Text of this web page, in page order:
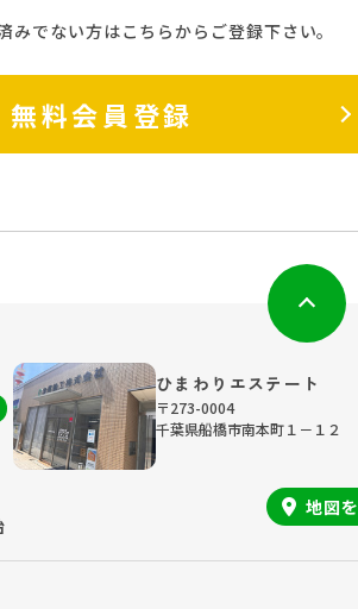
みでない方はこちらからご登録下さい。
無料会員登録
ひまわりエステート
〒273-0004
千葉県船橋市南本町１－１２
地図を